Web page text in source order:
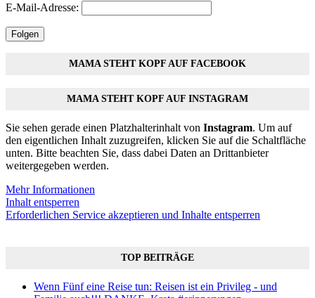
E-Mail-Adresse:
Folgen
MAMA STEHT KOPF AUF FACEBOOK
MAMA STEHT KOPF AUF INSTAGRAM
Sie sehen gerade einen Platzhalterinhalt von Instagram. Um auf
den eigentlichen Inhalt zuzugreifen, klicken Sie auf die Schaltfläche
unten. Bitte beachten Sie, dass dabei Daten an Drittanbieter
weitergegeben werden.
Mehr Informationen
Inhalt entsperren
Erforderlichen Service akzeptieren und Inhalte entsperren
TOP BEITRÄGE
Wenn Fünf eine Reise tun: Reisen ist ein Privileg - und